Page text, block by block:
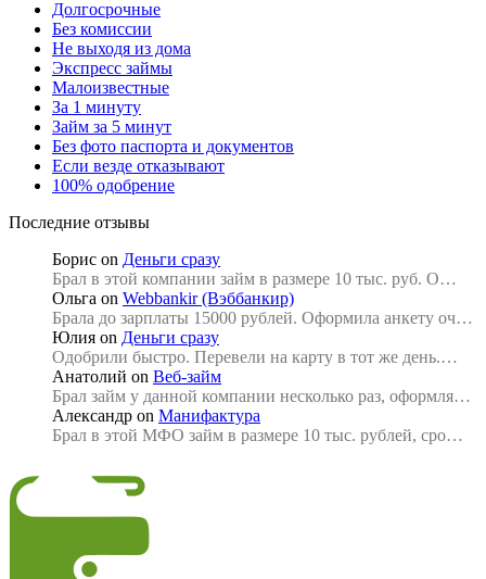
Долгосрочные
Без комиссии
Не выходя из дома
Экспресс займы
Малоизвестные
За 1 минуту
Займ за 5 минут
Без фото паспорта и документов
Если везде отказывают
100% одобрение
Последние отзывы
Борис on Деньги сразу
Брал в этой компании займ в размере 10 тыс. руб. О…
Ольга on Webbankir (Вэббанкир)
Брала до зарплаты 15000 рублей. Оформила анкету оч…
Юлия on Деньги сразу
Одобрили быстро. Перевели на карту в тот же день.…
Анатолий on Веб-займ
Брал займ у данной компании несколько раз, оформля…
Александр on Манифактура
Брал в этой МФО займ в размере 10 тыс. рублей, сро…